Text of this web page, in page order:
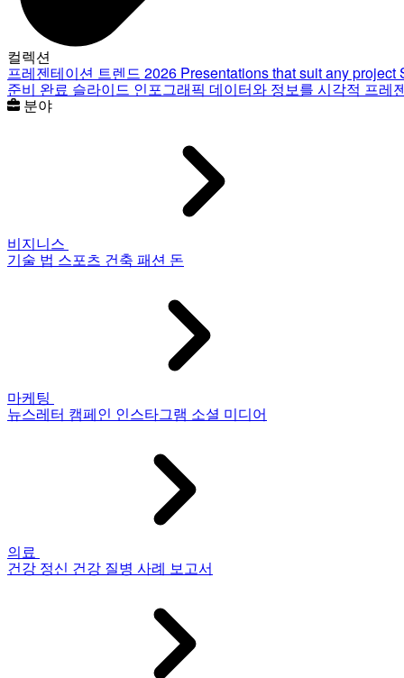
컬렉션
프레젠테이션 트렌드 2026 Presentations that suit any project
준비 완료 슬라이드 인포그래픽 데이터와 정보를 시각적 프레
분야
비지니스
기술 법 스포츠 건축 패션 돈
마케팅
뉴스레터 캠페인 인스타그램 소셜 미디어
의료
건강 정신 건강 질병 사례 보고서